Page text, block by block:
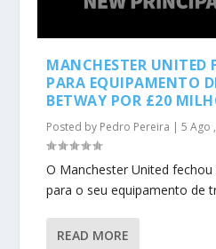
MANCHESTER UNITED
PARA EQUIPAMENTO
BETWAY POR £20
Posted by Pedro Pereira |5 Ago
O Manchester United
para o seu equipamento de
READ MORE